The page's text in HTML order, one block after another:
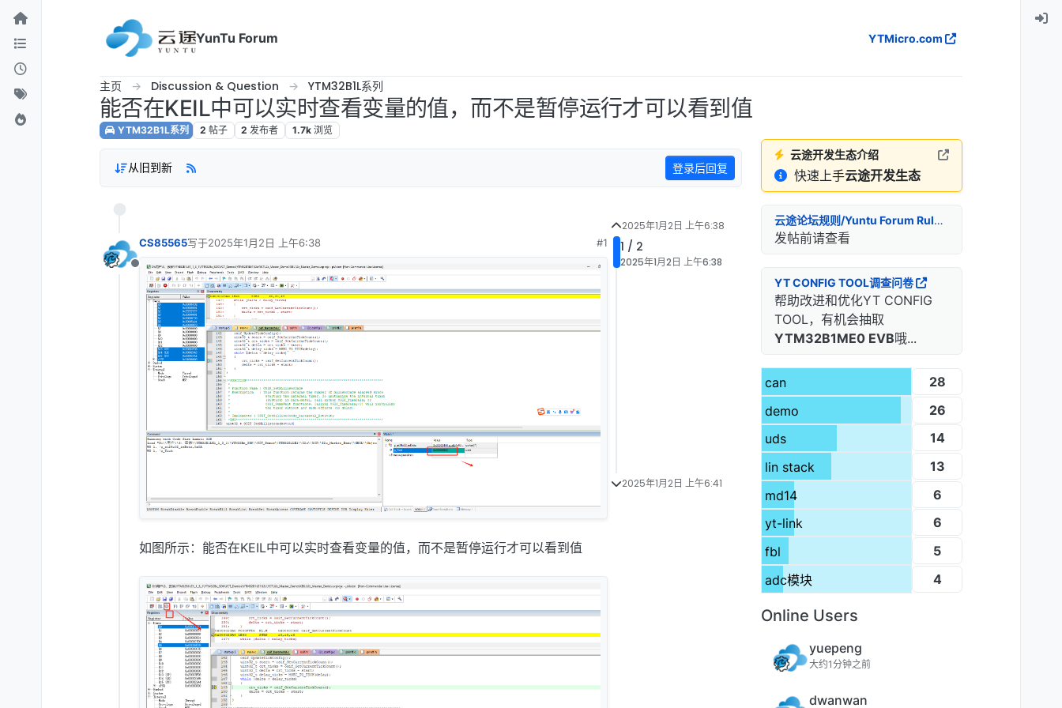
跳转至内容
YunTu Forum
YTMicro.com
主页 Discussion & Question YTM32B1L系列
能否在KEIL中可以实时查看变量的值，而不是暂停运行才可以看到值
YTM32B1L系列 2 帖子 2 发布者 1.7k 浏览
从旧到新 登录后回复
离线
CS85565写于2025年1月2日 上午6:38
最后由 编辑
#1
如图所示：能否在KEIL中可以实时查看变量的值，而不是暂停运行才可以看到值
2025年1月2日 上午6:38
1 / 2
2025年1月2日 上午6:38
2025年1月2日 上午6:41
云途开发生态介绍
快速上手云途开发生态
云途论坛规则/Yuntu Forum Rules
发帖前请查看
YT CONFIG TOOL调查问卷
帮助改进和优化YT CONFIG
TOOL，有机会抽取
YTM32B1ME0 EVB哦...
can
28
demo
26
uds
14
lin stack
13
md14
6
yt-link
6
fbl
5
adc模块
4
Online Users
yuepeng
大约1分钟之前
dwanwan